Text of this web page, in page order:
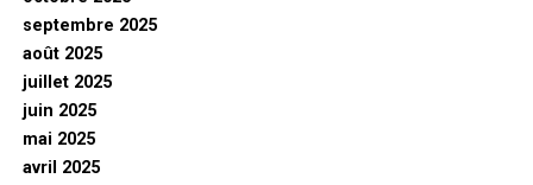
septembre 2025
août 2025
juillet 2025
juin 2025
mai 2025
avril 2025